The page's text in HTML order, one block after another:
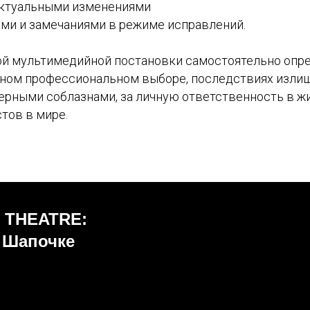
изменениями
и замечаниями в режиме исправлений.
мультимедийной постановки самостоятельно
профессиональном выборе, последствиях
соблазнами, за личную ответственность в
в мире.
Шапочке